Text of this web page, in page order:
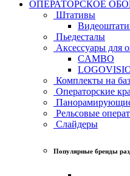
ОПЕРАТОРСКОЕ
Штативы
Пьедесталы
Аксессуары для
CAMBO
Комплекты на
Операторские
Рельсовые
Слайдеры
Популярные бренды